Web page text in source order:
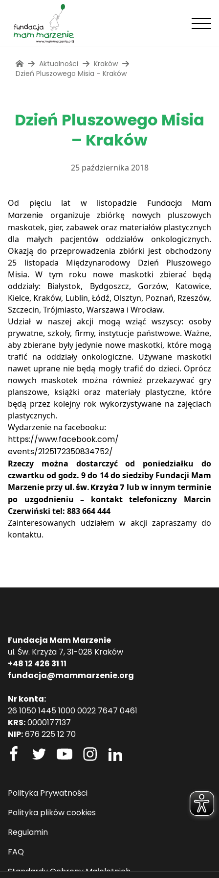
Aktualności
Kraków
Dzień Pluszowego Misia – Kraków
Dzień Pluszowego Misia
– Kraków
25 października 2018
Od pięciu lat w listopadzie Fundacja Mam
Marzenie organizuje zbiórkę nowych pluszowych
maskotek, gier, zabawek oraz materiałów plastycznych
dla małych pacjentów oddziałów onkologicznych.
Okazją do przeprowadzenia zbiórki jest obchodzony
25 listopada Międzynarodowy Dzień Pluszowego
Misia. W tym roku nowe maskotki zbierać będą
oddziały: Białystok, Bydgoszcz, Gorzów, Katowice,
Kielce, Kraków, Lublin, Łódź, Olsztyn, Poznań, Rzeszów,
Szczecin, Trójmiasto, Warszawa i Wrocław.
Udział w naszej akcji mogą wziąć wszyscy: osoby
prywatne, szkoły, firmy, instytucje państwowe. Ważne,
aby zbierane były jedynie nowe maskotki, które mogą
trafić na oddziały onkologiczne. Używane maskotki
nawet uprane nie będą mogły trafić do dzieci. Oprócz
nowych maskotek można również przekazywać gry
planszowe, książki oraz materiały plastyczne, które
będą przez kolejny rok wykorzystywane na zajęciach
plastycznych.
Wydarzenie na facebooku:
https://www.facebook.com/
events/2125172350834752/
Rzeczy można dostarczyć od poniedziałku do
czwartku od godz. 9 do 14 do siedziby Fundacji Mam
Marzenie przy ul. św. Krzyża 7 lub w innym terminie
po uzgodnieniu – kontakt telefoniczny Marcin
Czerwiński tel: 883 664 444
Zainteresowanych udziałem w akcji zapraszamy do
kontaktu.
Fundacja Mam Marzenie
ul. Św. Krzyża 7, 31-028 Kraków
+48 12 426 31 11
fundacja@mammarzenie.org
Nr konta:
26 1050 1445 1000 0022 7647 0461
KRS:0000177137
NIP:676 225 12 70
Polityka Prywatności
Polityka plików cookies
Regulamin
FAQ
Standardy Ochrony Małoletnich